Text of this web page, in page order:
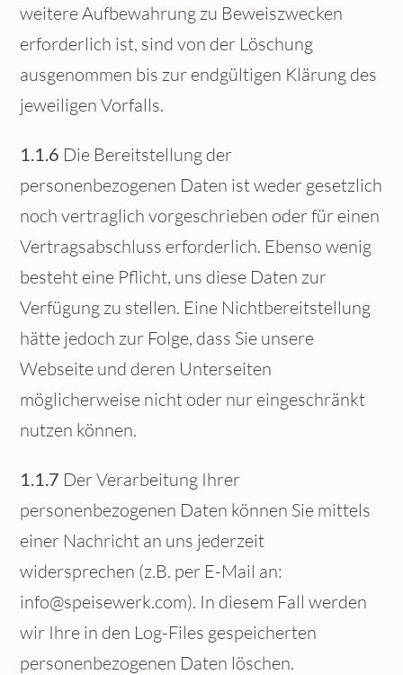
weitere Aufbewahrung zu Beweiszwecken
erforderlich ist, sind von der Löschung
ausgenommen bis zur endgültigen Klärung des
jeweiligen Vorfalls.
1.1.6 Die Bereitstellung der
personenbezogenen Daten ist weder gesetzlich
noch vertraglich vorgeschrieben oder für einen
Vertragsabschluss erforderlich. Ebenso wenig
besteht eine Pflicht, uns diese Daten zur
Verfügung zu stellen. Eine Nichtbereitstellung
hätte jedoch zur Folge, dass Sie unsere
Webseite und deren Unterseiten
möglicherweise nicht oder nur eingeschränkt
nutzen können.
1.1.7 Der Verarbeitung Ihrer
personenbezogenen Daten können Sie mittels
einer Nachricht an uns jederzeit
widersprechen (z.B. per E-Mail an:
info@speisewerk.com). In diesem Fall werden
wir Ihre in den Log-Files gespeicherten
personenbezogenen Daten löschen.